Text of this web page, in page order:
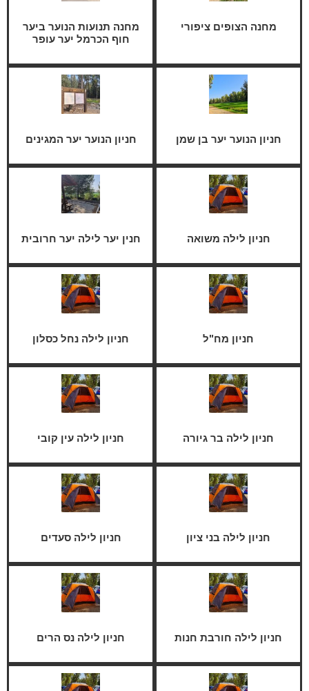
מחנה הצופים ציפורי
מחנה תנועות הנוער ביער
חוף הכרמל יער עופר
חניון הנוער יער בן שמן חניון הנוער יער המגינים
חניון לילה משואה חנין יער לילה יער חרובית
חניון מח"ל חניון לילה נחל כסלון
חניון לילה בר גיורה חניון לילה עין קובי
חניון לילה בני ציון חניון לילה סעדים
חניון לילה חורבת חנות חניון לילה נס הרים